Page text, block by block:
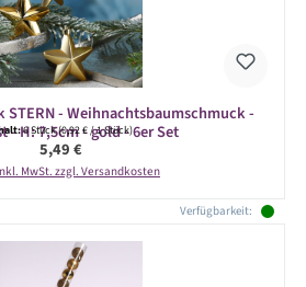
- Weihnachtsbaumschmuck -
- H: 7,5cm - gold - 6er Set
6 Stück(0,92 € / 1 Stück)
Regulärer Preis:
5,49 €
MwSt. zzgl. Versandkosten
Verfügbarkeit: